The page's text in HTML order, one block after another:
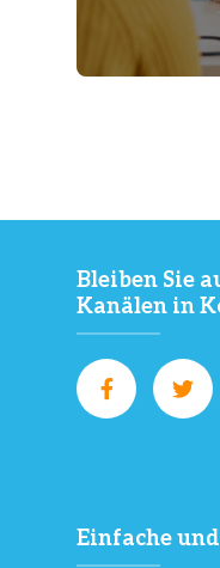
Bleiben Sie
Kanälen in
Einfache